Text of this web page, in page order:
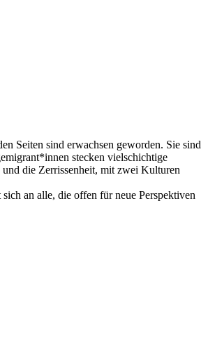
Seiten sind erwachsen geworden. Sie sind
stecken vielschichtige
die Zerrissenheit, mit zwei Kulturen
an alle, die offen für neue Perspektiven